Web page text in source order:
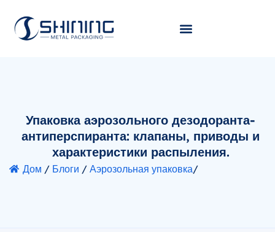
Упаковка аэрозольного дезодоранта-
антиперспиранта: клапаны, приводы и
характеристики распыления.
Дом / Блоги / Аэрозольная упаковка/